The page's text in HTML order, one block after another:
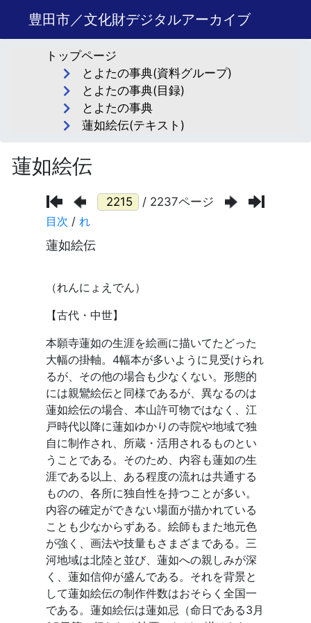
豊田市／文化財デジタルアーカイブ
トップページ
とよたの事典(資料グループ)
とよたの事典(目録)
とよたの事典
蓮如絵伝(テキスト)
蓮如絵伝
/ 2237ページ